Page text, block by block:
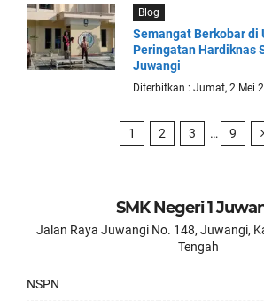
Blog
Semangat Berkobar di
Peringatan Hardiknas
Juwangi
Diterbitkan : Jumat, 2 Mei
1 2 3 … 9
SMK Negeri 1
Jalan Raya Juwangi No. 148, Juwangi,
Tengah
NSPN